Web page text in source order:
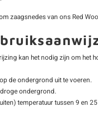
zaagsnedes van ons Red
kan het nodig zijn om het
de ondergrond uit te voeren.
ondergrond.
temperatuur tussen 9 en